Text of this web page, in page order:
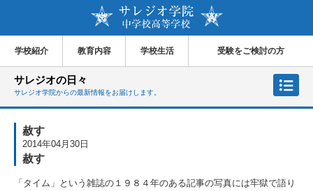
学校紹介 教育内容 学校生活 受験をご検討の方
サレジオの日々
サレジオ学院からの最新情報をお届けします。
赦す
2014年04月30日
赦す
「タイム」という雑誌の１９８４年のある記事の写真には牢獄で語り